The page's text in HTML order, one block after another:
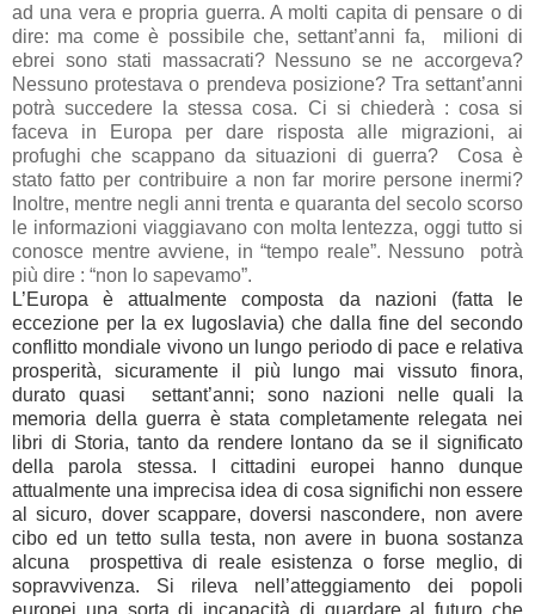
ad una vera e propria guerra. A molti capita di pensare o di
dire: ma come è possibile che, settant’anni fa,
milioni di
ebrei sono stati massacrati? Nessuno se ne accorgeva?
Nessuno protestava o prendeva posizione? Tra settant’anni
potrà succedere la stessa cosa. Ci si chiederà : cosa si
faceva in Europa per dare risposta alle migrazioni, ai
profughi che scappano da situazioni di guerra?
Cosa è
stato fatto per contribuire a non far morire persone inermi?
Inoltre, mentre negli anni trenta e quaranta del secolo scorso
le informazioni viaggiavano con molta lentezza, oggi tutto si
conosce mentre avviene, in “tempo reale”. Nessuno
potrà
più dire : “non lo sapevamo”.
L’Europa è attualmente composta da nazioni (fatta le
eccezione per la ex Iugoslavia) che dalla fine del secondo
conflitto mondiale vivono un lungo periodo di pace e relativa
prosperità, sicuramente il più lungo mai vissuto finora,
durato quasi
settant’anni; sono nazioni nelle quali la
memoria della guerra è stata completamente relegata nei
libri di Storia, tanto da rendere lontano da se il significato
della parola stessa. I cittadini europei hanno dunque
attualmente una imprecisa idea di cosa significhi non essere
al sicuro, dover scappare, doversi nascondere, non avere
cibo ed un tetto sulla testa, non avere in buona sostanza
alcuna
prospettiva di reale esistenza o forse meglio, di
sopravvivenza. Si rileva nell’atteggiamento dei popoli
europei una sorta di incapacità di guardare al futuro che